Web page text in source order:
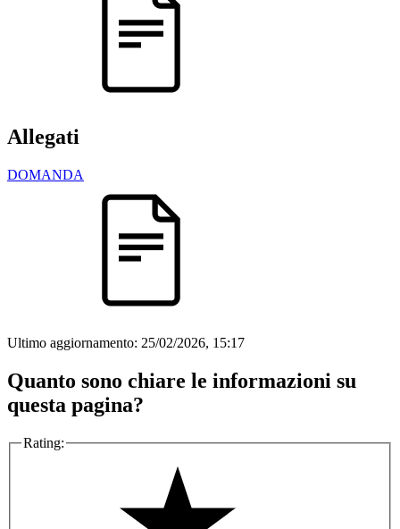
Allegati
DOMANDA
Ultimo aggiornamento: 25/02/2026, 15:17
Quanto sono chiare le informazioni su
questa pagina?
Rating: